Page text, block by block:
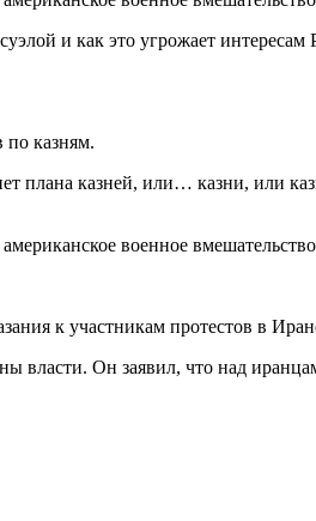
и как это угрожает интересам
казням.
плана казней, или… казни, или
к участникам протестов в
власти. Он заявил, что над